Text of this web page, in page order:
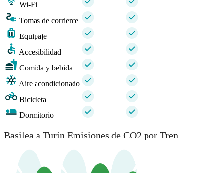
Wi-Fi
Tomas de corriente
Equipaje
Accesibilidad
Comida y bebida
Aire acondicionado
Bicicleta
Dormitorio
Basilea a Turín Emisiones de CO2 por Tren